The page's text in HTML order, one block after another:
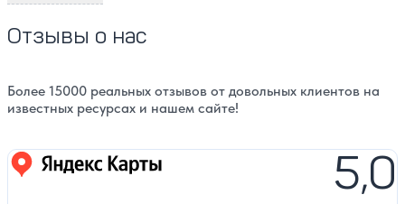
Отзывы о нас
Более 15000 реальных отзывов от довольных клиентов на
известных ресурсах и нашем сайте!
Яндекс карты 5,0